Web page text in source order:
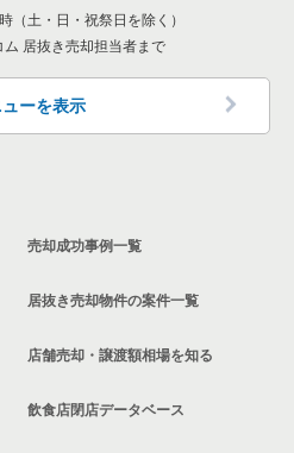
（土・日・祝祭日を除く）
居抜き売却担当者まで
ューを表示
売却成功事例一覧
居抜き売却物件の案件一覧
店舗売却・譲渡額相場を知る
飲食店閉店データベース